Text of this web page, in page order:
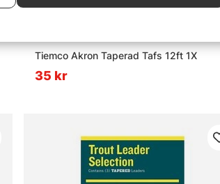
Tiemco Akron Taperad Tafs 12ft 1X
35 kr